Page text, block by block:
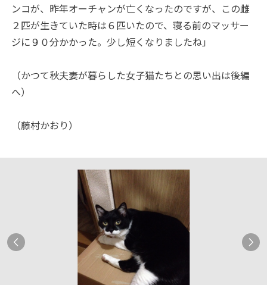
ンコが、昨年オーチャンが亡くなったのですが、この雌
２匹が生きていた時は６匹いたので、寝る前のマッサー
ジに９０分かかった。少し短くなりましたね」
（かつて秋夫妻が暮らした女子猫たちとの思い出は後編
へ）
（藤村かおり）